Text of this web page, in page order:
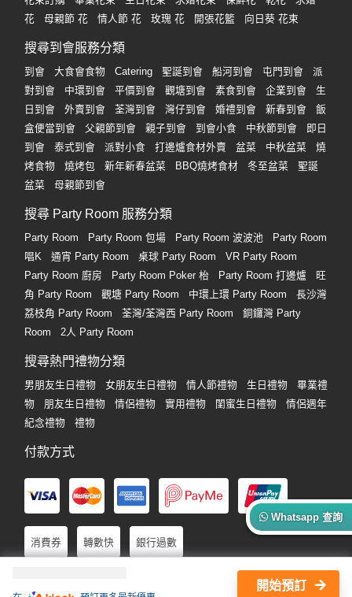
Whatsapp 查詢
開始預訂
花
母親節 花 情人節 花 玫瑰 花 開張花籃 向日葵 花束
搜尋到會服務分類
到會 大食會食物 Catering 聖誕到會 船河到會 屯門到會
派
對到會
中環到會 平價到會 觀塘到會 素食到會 企業到會
生
日到會
外賣到會 荃灣到會 灣仔到會 婚禮到會 新春到會
飯
盒便當到會
父親節到會 親子到會 到會小食 中秋節到會
即日
到會
泰式到會 派對小食 打邊爐食材外賣 盆菜 中秋盆菜
燒
烤食物
燒烤包 新年新春盆菜 BBQ燒烤食材 冬至盆菜
聖誕
盆菜
母親節到會
搜尋 Party Room 服務分類
Party Room Party Room 包場 Party Room 波波池
Party Room
唱K
通宵 Party Room 桌球 Party Room
VR Party Room
Party Room 廚房
Party Room Poker 枱 Party Room 打邊爐
旺
角 Party Room
觀塘 Party Room 中環上環 Party Room
長沙灣
荔枝角 Party Room
荃灣/荃灣西 Party Room
銅鑼灣 Party
Room
2人 Party Room
搜尋熱門禮物分類
男朋友生日禮物 女朋友生日禮物 情人節禮物 生日禮物
畢業禮
物
朋友生日禮物 情侶禮物 實用禮物 閨蜜生日禮物
情侶週年
紀念禮物
禮物
付款方式
消費券 轉數快 銀行過數